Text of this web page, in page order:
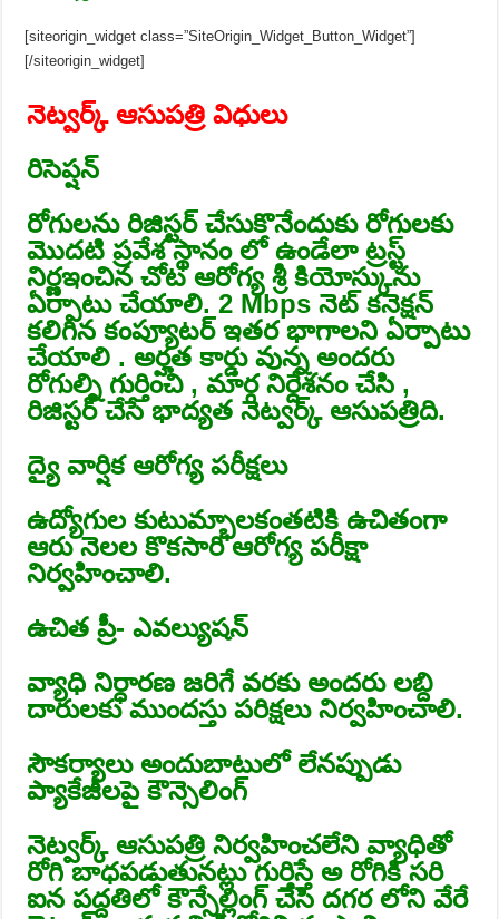
[siteorigin_widget class=”SiteOrigin_Widget_Button_Widget”]
[/siteorigin_widget]
నెట్వర్క్ ఆసుపత్రి విధులు
రిసెప్షన్
రోగులను రిజిస్టర్ చేసుకొనేందుకు రోగులకు
మొదటి ప్రవేశ స్థానం లో ఉండేలా ట్రస్ట్
నిర్ణఇంచిన చోట ఆరోగ్య శ్రీ కియోస్కును
ఏర్పాటు చేయాలి. 2 Mbps నెట్ కనెక్షన్
కలిగిన కంప్యూటర్ ఇతర భాగాలని ఏర్పాటు
చేయాలి . అర్హత కార్డు వున్న అందరు
రోగుల్ని గుర్తించి , మార్గ నిర్దేశనం చేసి ,
రిజిస్టర్ చేసే భాద్యత నెట్వర్క్ ఆసుపత్రిది.
ద్యై వార్షిక ఆరోగ్య పరీక్షలు
ఉద్యోగుల కుటుమ్భాలకంతటికి ఉచితంగా
ఆరు నెలల కొకసారి ఆరోగ్య పరీక్షా
నిర్వహించాలి.
ఉచిత ప్రీ- ఎవల్యుషన్
వ్యాధి నిర్ధారణ జరిగే వరకు అందరు లబ్ది
దారులకు ముందస్తు పరిక్షలు నిర్వహించాలి.
సౌకర్యాలు అందుబాటులో లేనప్పుడు
ప్యాకేజీలపై కౌన్సెలింగ్
నెట్వర్క్ ఆసుపత్రి నిర్వహించలేని వ్యాధితో
రోగి బాధపడుతునట్లు గుర్తిస్తే అ రోగికి సరి
ఐన పద్దతిలో కౌన్సేల్లింగ్ చేసి దగర లోని వేరే